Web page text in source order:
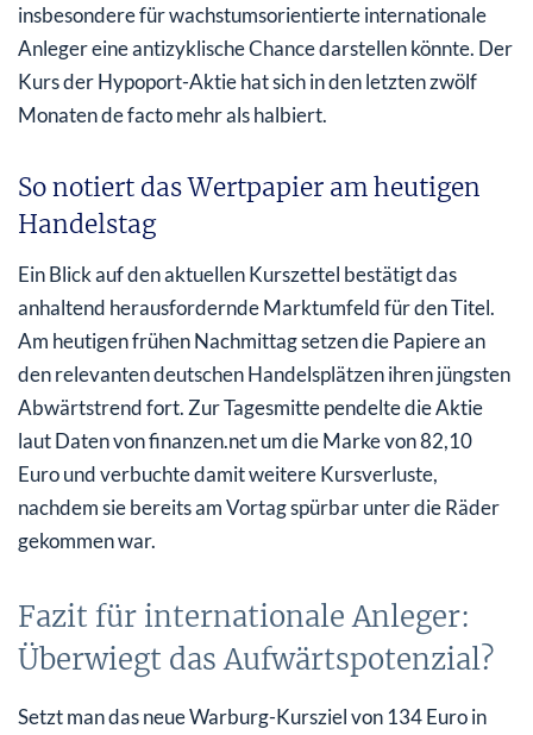
insbesondere für wachstumsorientierte internationale
Anleger eine antizyklische Chance darstellen könnte. Der
Kurs der Hypoport-Aktie hat sich in den letzten zwölf
Monaten de facto mehr als halbiert.
So notiert das Wertpapier am heutigen
Handelstag
Ein Blick auf den aktuellen Kurszettel bestätigt das
anhaltend herausfordernde Marktumfeld für den Titel.
Am heutigen frühen Nachmittag setzen die Papiere an
den relevanten deutschen Handelsplätzen ihren jüngsten
Abwärtstrend fort. Zur Tagesmitte pendelte die Aktie
laut Daten von finanzen.net um die Marke von 82,10
Euro und verbuchte damit weitere Kursverluste,
nachdem sie bereits am Vortag spürbar unter die Räder
gekommen war.
Fazit für internationale Anleger:
Überwiegt das Aufwärtspotenzial?
Setzt man das neue Warburg-Kursziel von 134 Euro in